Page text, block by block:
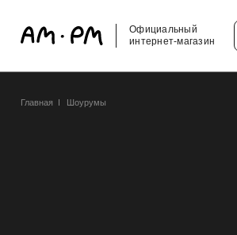
Официальный
интернет-магазин
Главная Шоурумы